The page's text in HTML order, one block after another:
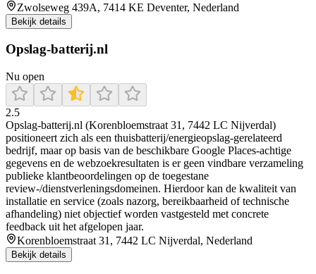
Zwolseweg 439A, 7414 KE Deventer, Nederland
Bekijk details
Opslag-batterij.nl
Nu open
2.5
Opslag-batterij.nl (Korenbloemstraat 31, 7442 LC Nijverdal)
positioneert zich als een thuisbatterij/energieopslag-gerelateerd
bedrijf, maar op basis van de beschikbare Google Places-achtige
gegevens en de webzoekresultaten is er geen vindbare verzameling
publieke klantbeoordelingen op de toegestane
review-/dienstverleningsdomeinen. Hierdoor kan de kwaliteit van
installatie en service (zoals nazorg, bereikbaarheid of technische
afhandeling) niet objectief worden vastgesteld met concrete
feedback uit het afgelopen jaar.
Korenbloemstraat 31, 7442 LC Nijverdal, Nederland
Bekijk details